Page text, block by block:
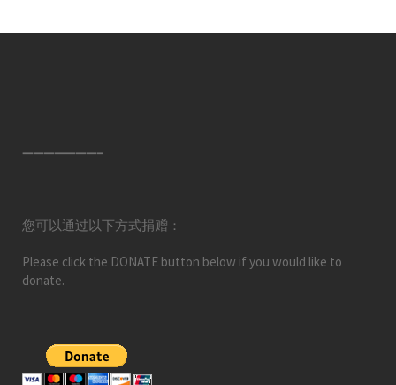
———————–
您可以通过以下方式捐赠：
Please click the DONATE button below if you would like to
donate.